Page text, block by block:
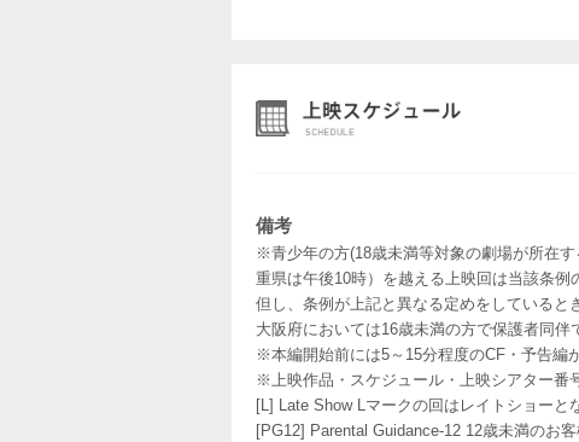
備考
※青少年の方(18歳未満等対象の劇場が所在
重県は午後10時）を越える上映回は当該条例
但し、条例が上記と異なる定めをしていると
大阪府においては16歳未満の方で保護者同伴
※本編開始前には5～15分程度のCF・予告編
※上映作品・スケジュール・上映シアター番
[L] Late Show Lマークの回はレイトショーと
[PG12] Parental Guidance-12 12歳未満のお